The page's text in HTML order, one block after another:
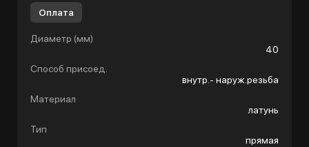
Оплата
Диаметр (мм)
40
Способ присоед.
внутр.- наруж.резьба
Материал
латунь
Тип
прямая